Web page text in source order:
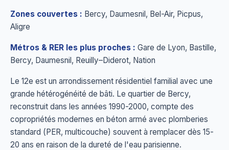
Zones couvertes : Bercy, Daumesnil, Bel-Air, Picpus,
Aligre
Métros & RER les plus proches : Gare de Lyon, Bastille,
Bercy, Daumesnil, Reuilly–Diderot, Nation
Le 12e est un arrondissement résidentiel familial avec une
grande hétérogénéité de bâti. Le quartier de Bercy,
reconstruit dans les années 1990-2000, compte des
copropriétés modernes en béton armé avec plomberies
standard (PER, multicouche) souvent à remplacer dès 15-
20 ans en raison de la dureté de l'eau parisienne.